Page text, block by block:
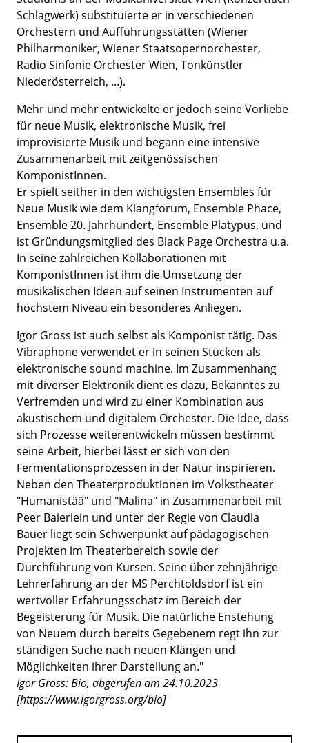
Schlagwerk) substituierte er in verschiedenen
Orchestern und Aufführungsstätten (Wiener
Philharmoniker, Wiener Staatsopernorchester,
Radio Sinfonie Orchester Wien, Tonkünstler
Niederösterreich, ...).
Mehr und mehr entwickelte er jedoch seine Vorliebe
für neue Musik, elektronische Musik, frei
improvisierte Musik und begann eine intensive
Zusammenarbeit mit zeitgenössischen
KomponistInnen.
Er spielt seither in den wichtigsten Ensembles für
Neue Musik wie dem Klangforum, Ensemble Phace,
Ensemble 20. Jahrhundert, Ensemble Platypus, und
ist Gründungsmitglied des Black Page Orchestra u.a.
In seine zahlreichen Kollaborationen mit
KomponistInnen ist ihm die Umsetzung der
musikalischen Ideen auf seinen Instrumenten auf
höchstem Niveau ein besonderes Anliegen.
Igor Gross ist auch selbst als Komponist tätig. Das
Vibraphone verwendet er in seinen Stücken als
elektronische sound machine. Im Zusammenhang
mit diverser Elektronik dient es dazu, Bekanntes zu
Verfremden und wird zu einer Kombination aus
akustischem und digitalem Orchester. Die Idee, dass
sich Prozesse weiterentwickeln müssen bestimmt
seine Arbeit, hierbei lässt er sich von den
Fermentationsprozessen in der Natur inspirieren.
Neben den Theaterproduktionen im Volkstheater
"Humanistää" und "Malina" in Zusammenarbeit mit
Peer Baierlein und unter der Regie von Claudia
Bauer liegt sein Schwerpunkt auf pädagogischen
Projekten im Theaterbereich sowie der
Durchführung von Kursen. Seine über zehnjährige
Lehrerfahrung an der MS Perchtoldsdorf ist ein
wertvoller Erfahrungsschatz im Bereich der
Begeisterung für Musik. Die natürliche Enstehung
von Neuem durch bereits Gegebenem regt ihn zur
ständigen Suche nach neuen Klängen und
Möglichkeiten ihrer Darstellung an."
Igor Gross: Bio, abgerufen am 24.10.2023
[https://www.igorgross.org/bio]